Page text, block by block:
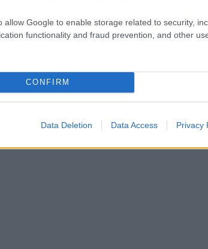
allow Google to enable storage related to security,
functionality and fraud prevention, and other
CONFIRM
Data Deletion Data Access Privacy
4 μποφόρ και από το απόγευμα
Κελσίου.